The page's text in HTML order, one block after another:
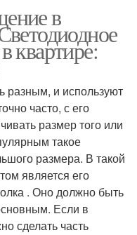
в
квартире:
разным, и используют
часто, с его
размер того или
такое
размера. В такой
является его
. Оно должно быть
Если в
сделать часть